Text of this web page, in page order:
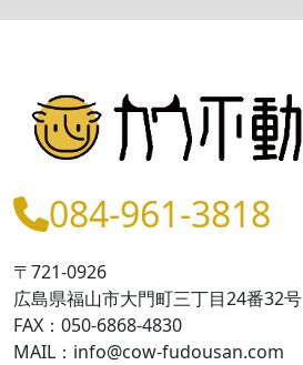
084-961-3818
〒721-0926
広島県福山市大門町三丁目24番32号
FAX：050-6868-4830
MAIL：info@cow-fudousan.com